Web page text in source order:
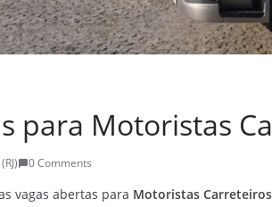
para Motoristas
0 Comments
vagas abertas para Motoristas Carreteiros